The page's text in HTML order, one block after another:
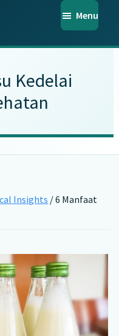
Menu
Kedelai
Insights /6 Manfaat